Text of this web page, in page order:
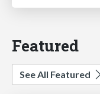
Featured
See All Featured